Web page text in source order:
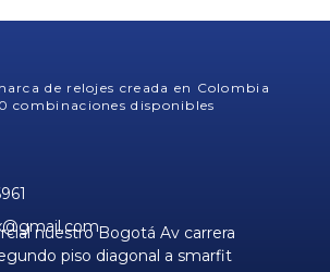
de relojes creada en Colombia
combinaciones disponibles
nuestro Bogotá Av carrera
piso diagonal a smarfit